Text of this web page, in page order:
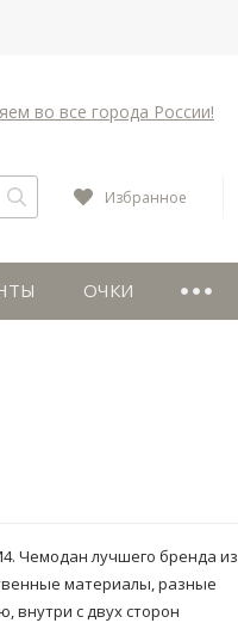
во все города России!
Избранное
ОЧКИ
Чемодан лучшего бренда из
материалы, разные
внутри с двух сторон